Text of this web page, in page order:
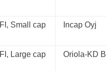
FI, Small cap Incap Oyj
FI, Large cap Oriola-KD B